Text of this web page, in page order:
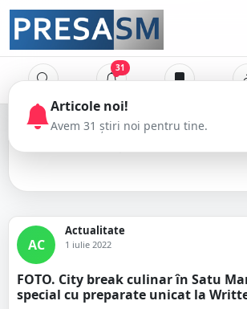
31
weekend
AC
Actualitate
1 iulie 2022
FOTO. City break culinar în Satu
special cu preparate unicat la
Articole noi!
Avem 31 știri noi pentru tine.